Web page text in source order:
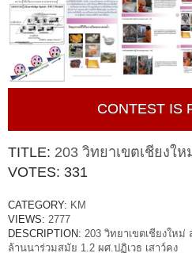
CONTEST IS
TITLE: 203 วิทยาเขตเชียงให
VOTES: 331
CATEGORY: KM
VIEWS: 2777
DESCRIPTION: 203 วิทยาเขตเชียงให
ล้านนาร่วมสมัย 1.2 ผศ.ปฏิเวธ เสาว์คง